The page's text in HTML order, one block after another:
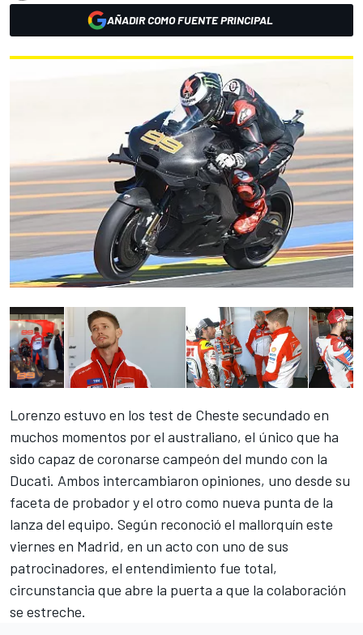
AÑADIR COMO FUENTE PRINCIPAL
Lorenzo estuvo en los test de Cheste secundado en
muchos momentos por el australiano, el único que ha
sido capaz de coronarse campeón del mundo con la
Ducati. Ambos intercambiaron opiniones, uno desde su
faceta de probador y el otro como nueva punta de la
lanza del equipo. Según reconoció el mallorquín este
viernes en Madrid, en un acto con uno de sus
patrocinadores, el entendimiento fue total,
circunstancia que abre la puerta a que la colaboración
se estreche.